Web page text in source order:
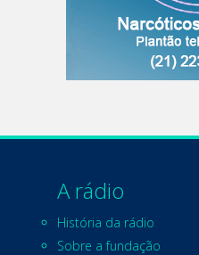
A rádio
História da rádio
Sobre a fundação